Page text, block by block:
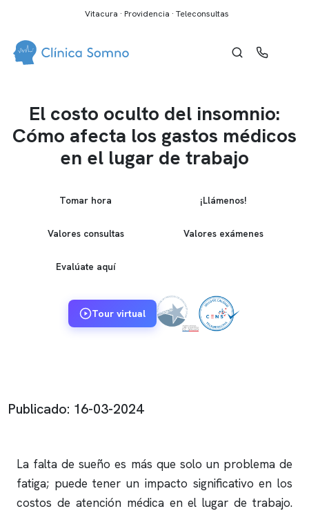
Vitacura · Providencia · Teleconsultas
El costo oculto del insomnio:
Cómo afecta los gastos médicos
en el lugar de trabajo
Tomar hora ¡Llámenos!
Valores consultas Valores exámenes
Evalúate aquí
Tour virtual
Publicado: 16-03-2024
La falta de sueño es más que solo un problema de
fatiga; puede tener un impacto significativo en los
costos de atención médica en el lugar de trabajo.